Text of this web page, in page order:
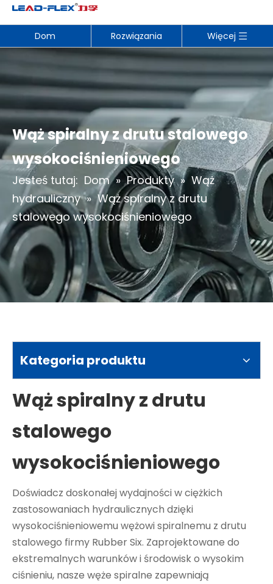
Dom Rozwiązania Więcej
Wąż spiralny z drutu stalowego
wysokociśnieniowego
Jesteś tutaj: Dom » Produkty » Wąż
hydrauliczny » Wąż spiralny z drutu
stalowego wysokociśnieniowego
Kategoria produktu
Wąż spiralny z drutu
stalowego
wysokociśnieniowego
Doświadcz doskonałej wydajności w ciężkich
zastosowaniach hydraulicznych dzięki
wysokociśnieniowemu wężowi spiralnemu z drutu
stalowego firmy Rubber Six. Zaprojektowane do
ekstremalnych warunków i środowisk o wysokim
ciśnieniu, nasze węże spiralne zapewniają